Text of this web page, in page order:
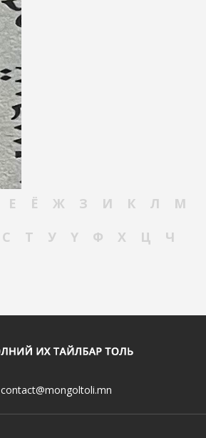
Е Ё Ж З И К Л
М
С Т У Ү Ф Х Ц
Ч
contact@mongoltoli.mn